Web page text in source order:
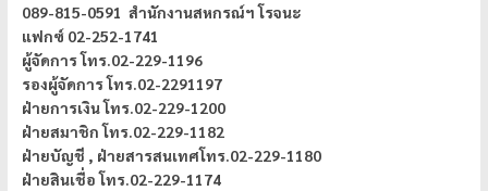
089-815-0591 สำนักงานสหกรณ์ฯ โรจนะ
แฟกซ์ 02-252-1741
ผู้จัดการโทร.02-229-1196
รองผู้จัดการ โทร.02-2291197
ฝ่ายการเงิน โทร.02-229-1200
ฝ่ายสมาชิก โทร.02-229-1182
ฝ่ายบัญชี , ฝ่ายสารสนเทศโทร.02-229-1180
ฝ่ายสินเชื่อ โทร.02-229-1174